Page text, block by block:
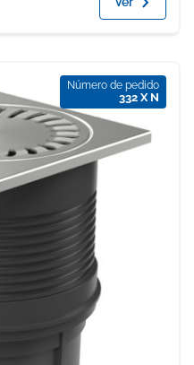
Número de pedido
332 X N